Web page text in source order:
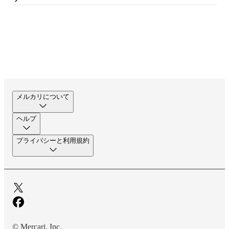
メルカリについて
ヘルプ
プライバシーと利用規約
© Mercari, Inc.